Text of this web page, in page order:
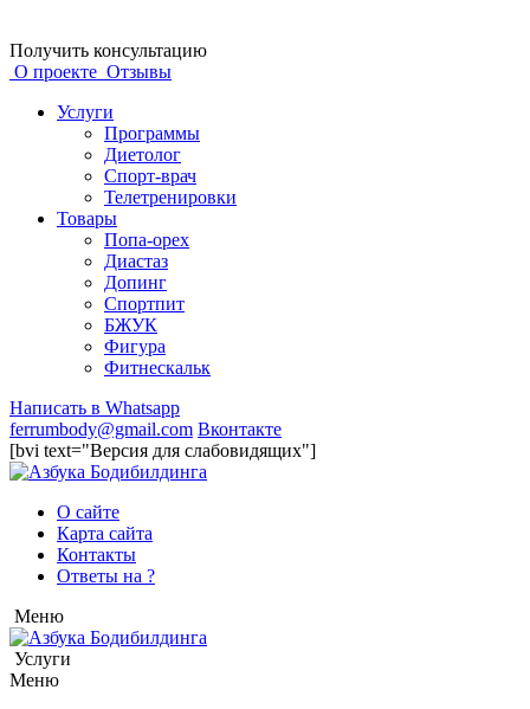
Получить консультацию
О проекте Отзывы
Услуги
Программы
Диетолог
Спорт-врач
Телетренировки
Товары
Попа-орех
Диастаз
Допинг
Спортпит
БЖУК
Фигура
Фитнескальк
Написать в Whatsapp
ferrumbody@gmail.com Вконтакте
[bvi text="Версия для слабовидящих"]
О сайте
Карта сайта
Контакты
Ответы на ?
Меню
Услуги
Меню